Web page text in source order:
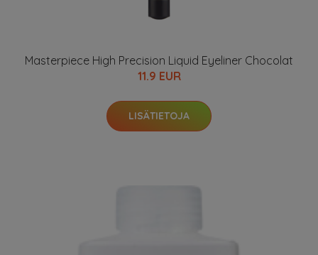
Masterpiece High Precision Liquid Eyeliner Chocolat
11.9 EUR
LISÄTIETOJA